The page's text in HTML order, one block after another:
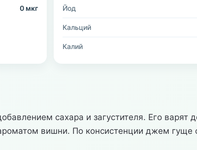
0 мкг Йод
Кальций
Калий
сахара и загустителя. Его варят
вишни. По консистенции джем гуще